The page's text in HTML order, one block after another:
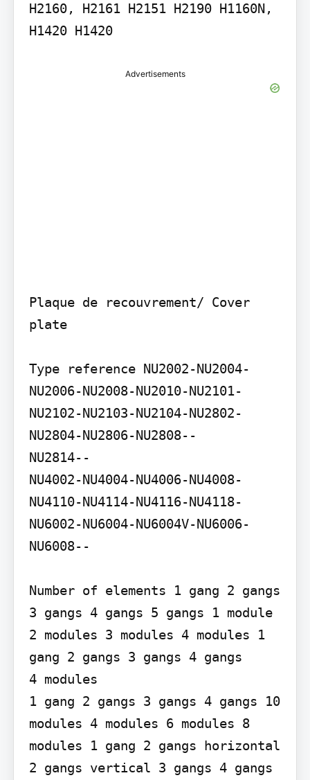
H2160, H2161 H2151 H2190 H1160N,
H1420 H1420
Advertisements
Plaque de recouvrement/ Cover
plate
Type reference NU2002-NU2004-
NU2006-NU2008-NU2010-NU2101-
NU2102-NU2103-NU2104-NU2802-
NU2804-NU2806-NU2808--
NU2814--
NU4002-NU4004-NU4006-NU4008-
NU4110-NU4114-NU4116-NU4118-
NU6002-NU6004-NU6004V-NU6006-
NU6008--
Number of elements 1 gang 2 gangs
3 gangs 4 gangs 5 gangs 1 module
2 modules 3 modules 4 modules 1
gang 2 gangs 3 gangs 4 gangs
4 modules
1 gang 2 gangs 3 gangs 4 gangs 10
modules 4 modules 6 modules 8
modules 1 gang 2 gangs horizontal
2 gangs vertical 3 gangs 4 gangs